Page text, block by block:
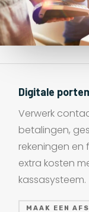
Digitale
Verwerk
betalingen,
rekeningen en
extra kosten
kassasysteem.
MAAK EEN